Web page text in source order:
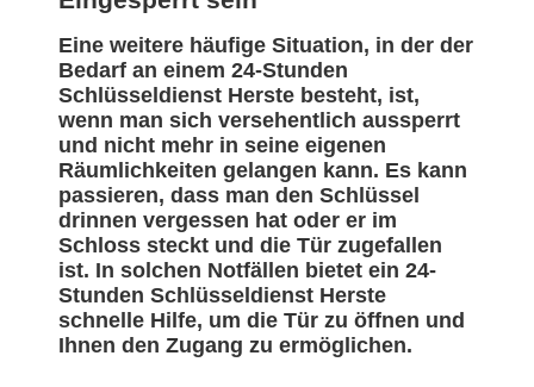
Eine weitere häufige Situation, in der der
Bedarf an einem 24-Stunden
Schlüsseldienst Herste besteht, ist,
wenn man sich versehentlich aussperrt
und nicht mehr in seine eigenen
Räumlichkeiten gelangen kann. Es kann
passieren, dass man den Schlüssel
drinnen vergessen hat oder er im
Schloss steckt und die Tür zugefallen
ist. In solchen Notfällen bietet ein 24-
Stunden Schlüsseldienst Herste
schnelle Hilfe, um die Tür zu öffnen und
Ihnen den Zugang zu ermöglichen.